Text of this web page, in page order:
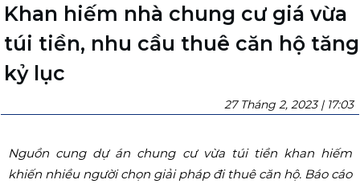
Khan hiếm nhà chung cư giá vừa
túi tiền, nhu cầu thuê căn hộ tăng
kỷ lục
27 Tháng 2, 2023 | 17:03
Nguồn cung dự án chung cư vừa túi tiền khan hiếm
khiến nhiều người chọn giải pháp đi thuê căn hộ. Báo cáo